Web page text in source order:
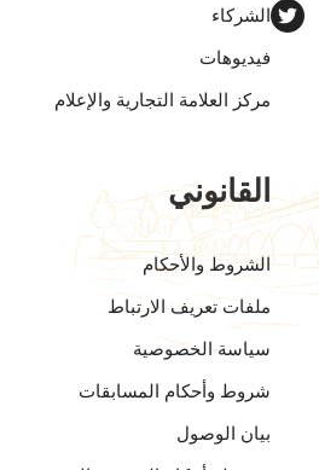
الشركاء
فيديوهات
مركز العلامة التجارية والإعلام
القانوني
الشروط والأحكام
ملفات تعريف الارتباط
سياسة الخصوصية
شروط وأحكام المسابقات
بيان الوصول